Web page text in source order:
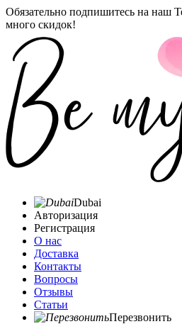
Обязательно подпишитесь на наш
много скидок!
Dubai
Авторизация
Регистрация
О нас
Доставка
Контакты
Вопросы
Отзывы
Статьи
Перезвонить